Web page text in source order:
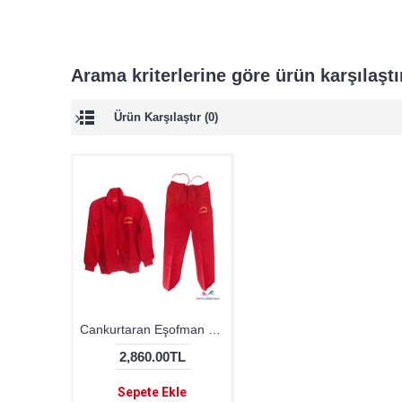
Arama kriterlerine göre ürün
Ürün Karşılaştır (0)
2,860.00TL
Sepete Ekle